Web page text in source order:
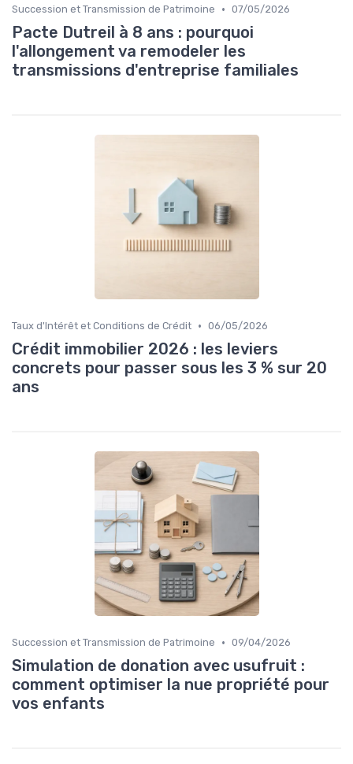
Succession et Transmission de Patrimoine • 07/05/2026
Pacte Dutreil à 8 ans : pourquoi
l'allongement va remodeler les
transmissions d'entreprise familiales
Taux d'Intérêt et Conditions de Crédit • 06/05/2026
Crédit immobilier 2026 : les leviers
concrets pour passer sous les 3 % sur 20
ans
Succession et Transmission de Patrimoine • 09/04/2026
Simulation de donation avec usufruit :
comment optimiser la nue propriété pour
vos enfants